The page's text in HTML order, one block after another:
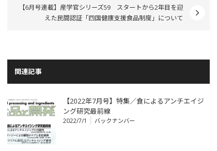
【6月号連載】産学官シリーズ59 スタートから2年目を迎
えた民間認証「四国健康支援食品制度」について
関連記事
【2022年7月号】特集／食によるアンチエイジ
ング研究最前線
2022/7/1 バックナンバー